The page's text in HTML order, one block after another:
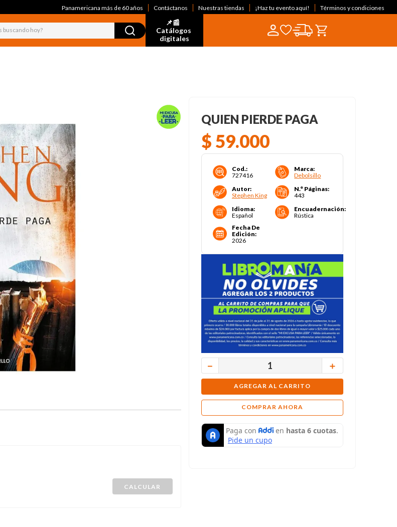
Panamericana más de 60 años Contáctanos Nuestras tiendas ¡Haz tu evento aquí! Términos y condiciones
hoy?
📌📰
Catálogos
digitales
QUIEN PIERDE PAGA
$ 59.000
Cod.:
727416
Marca:
Debolsillo
Autor:
Stephen King
N.° Páginas:
443
Idioma:
Español
Encuadernación:
Rústica
Fecha De
Edición:
2026
＋
－
AGREGAR AL CARRITO
COMPRAR AHORA